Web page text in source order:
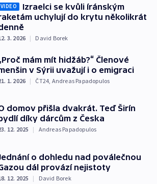
VIDEO
Izraelci se kvůli íránským
uchylují do krytu několikrát
3. 2026 | David Borek
mám mít hidžáb?“ Členové
v Sýrii uvažují i o emigraci
1. 2026 | ČT24 Andreas Papadopulos
domov přišla dvakrát. Teď Širín
bydlí díky dárcům z Česka
12. 2025 | Andreas Papadopulos
o dohledu nad poválečnou
dál provází nejistoty
12. 2025 | David Borek